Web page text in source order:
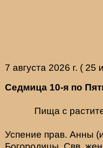
7 августа 2026 г. ( 25
Седмица 10-я по
Пища с
Успение прав. Анны (